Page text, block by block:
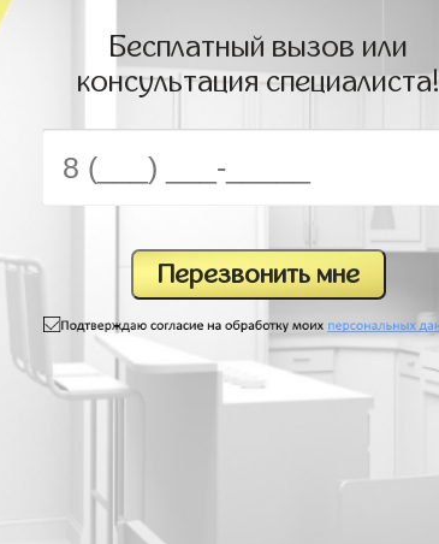
Бесплатный вызов или
консультация специалиста!